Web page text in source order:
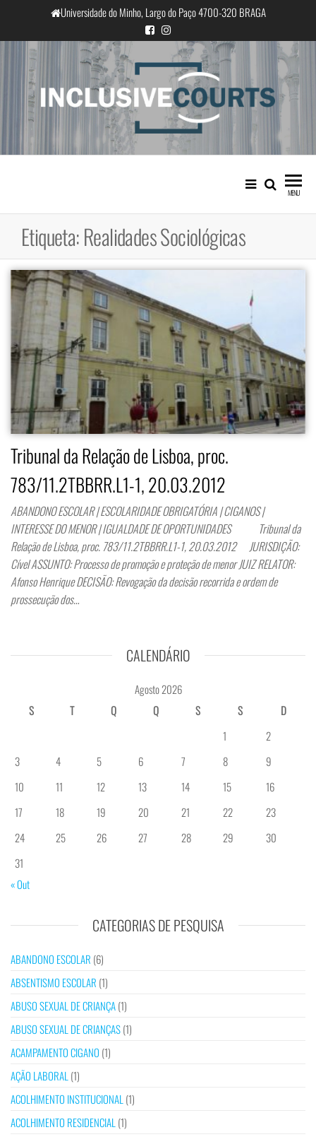
o
conteúdo
Universidade do Minho, Largo do Paço 4700-320 BRAGA
InclusiveCourts
Igualdade e diferença cultural na
prática judicial portuguesa
MENU
Etiqueta:Realidades Sociológicas
Tribunal da Relação de Lisboa, proc.
783/11.2TBBRR.L1-1, 20.03.2012
ABANDONO ESCOLAR | ESCOLARIDADE OBRIGATÓRIA | CIGANOS |
INTERESSE DO MENOR | IGUALDADE DE OPORTUNIDADES Tribunal da
Relação de Lisboa, proc. 783/11.2TBBRR.L1-1, 20.03.2012 JURISDIÇÃO:
Cível ASSUNTO: Processo de promoção e proteção de menor JUIZ RELATOR:
Afonso Henrique DECISÃO: Revogação da decisão recorrida e ordem de
prossecução dos…
CALENDÁRIO
Agosto 2026
S
T Q Q S S
D
1
2
3
4 5 6 7 8
9
10
11 12 13 14 15
16
17
18 19 20 21 22
23
24
25 26 27 28 29
30
31
« Out
CATEGORIAS DE PESQUISA
ABANDONO ESCOLAR (6)
ABSENTISMO ESCOLAR (1)
ABUSO SEXUAL DE CRIANÇA(1)
ABUSO SEXUAL DE CRIANÇAS(1)
ACAMPAMENTO CIGANO (1)
AÇÃO LABORAL (1)
ACOLHIMENTO INSTITUCIONAL (1)
ACOLHIMENTO RESIDENCIAL (1)